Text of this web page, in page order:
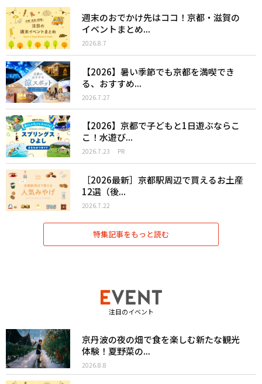
週末のおでかけ先はココ！京都・滋賀の
イベントまとめ...
2026.8.7
【2026】暑い季節でも京都を満喫でき
る、おすすめ...
2026.7.27
【2026】京都で子どもと1日遊ぶならこ
こ！水遊び...
2026.7.23 PR
［2026最新］京都駅周辺で買えるお土産
12選（後...
2026.7.22
特集記事をもっと読む
注目のイベント
京丹波の夜の畑で食を楽しむ新たな観光
体験！夏野菜の...
2026.8.8